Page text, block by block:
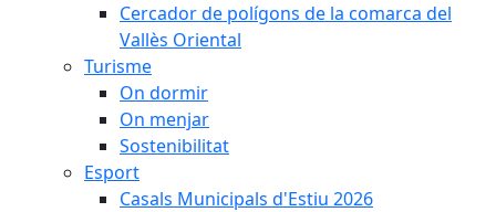
Cercador de polígons de la comarca del
Vallès Oriental
Turisme
On dormir
On menjar
Sostenibilitat
Esport
Casals Municipals d'Estiu 2026